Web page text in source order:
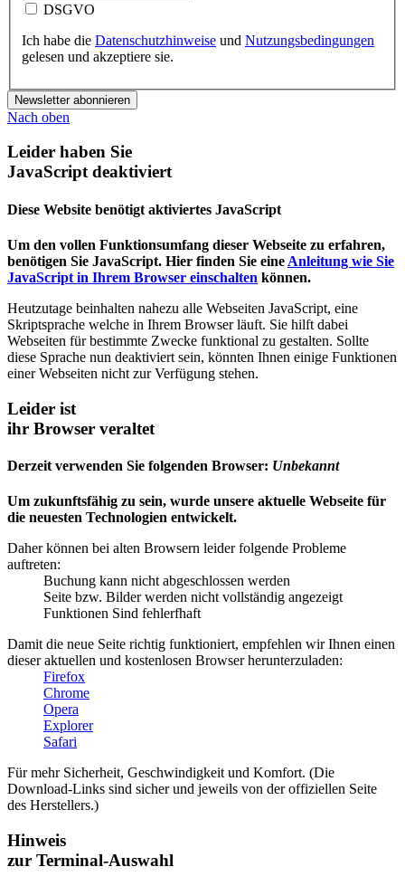
DSGVO
Ich habe die Datenschutzhinweise und Nutzungsbedingungen
gelesen und akzeptiere sie.
Newsletter abonnieren
Nach oben
Leider haben Sie
JavaScript deaktiviert
Diese Website benötigt aktiviertes JavaScript
Um den vollen Funktionsumfang dieser Webseite zu erfahren,
benötigen Sie JavaScript. Hier finden Sie eine Anleitung wie Sie
JavaScript in Ihrem Browser einschalten können.
Heutzutage beinhalten nahezu alle Webseiten JavaScript, eine
Skriptsprache welche in Ihrem Browser läuft. Sie hilft dabei
Webseiten für bestimmte Zwecke funktional zu gestalten. Sollte
diese Sprache nun deaktiviert sein, könnten Ihnen einige Funktionen
einer Webseiten nicht zur Verfügung stehen.
Leider ist
ihr Browser veraltet
Derzeit verwenden Sie folgenden Browser: Unbekannt
Um zukunftsfähig zu sein, wurde unsere aktuelle Webseite für
die neuesten Technologien entwickelt.
Daher können bei alten Browsern leider folgende Probleme
auftreten:
Buchung kann nicht abgeschlossen werden
Seite bzw. Bilder werden nicht vollständig angezeigt
Funktionen Sind fehlerfhaft
Damit die neue Seite richtig funktioniert, empfehlen wir Ihnen einen
dieser aktuellen und kostenlosen Browser herunterzuladen:
Firefox
Chrome
Opera
Explorer
Safari
Für mehr Sicherheit, Geschwindigkeit und Komfort. (Die
Download-Links sind sicher und jeweils von der offiziellen Seite
des Herstellers.)
Hinweis
zur Terminal-Auswahl